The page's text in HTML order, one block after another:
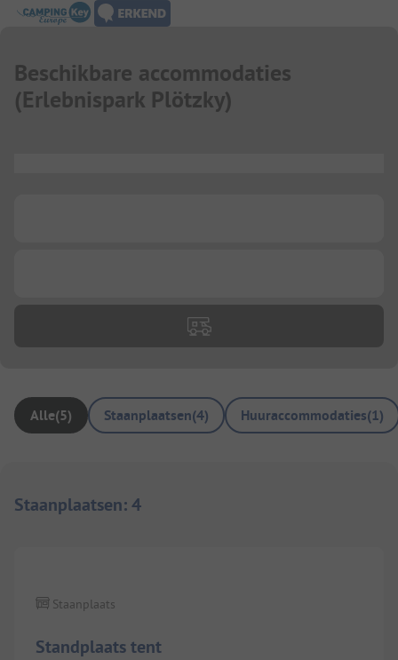
Beschikbare accommodaties
(Erlebnispark Plötzky)
Alle(5) Staanplaatsen(4) Huuraccommodaties(1)
Staanplaatsen:4
Standplaats tent
Staanplaats